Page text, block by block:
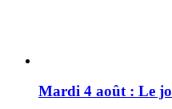
Mardi 4 août : Le